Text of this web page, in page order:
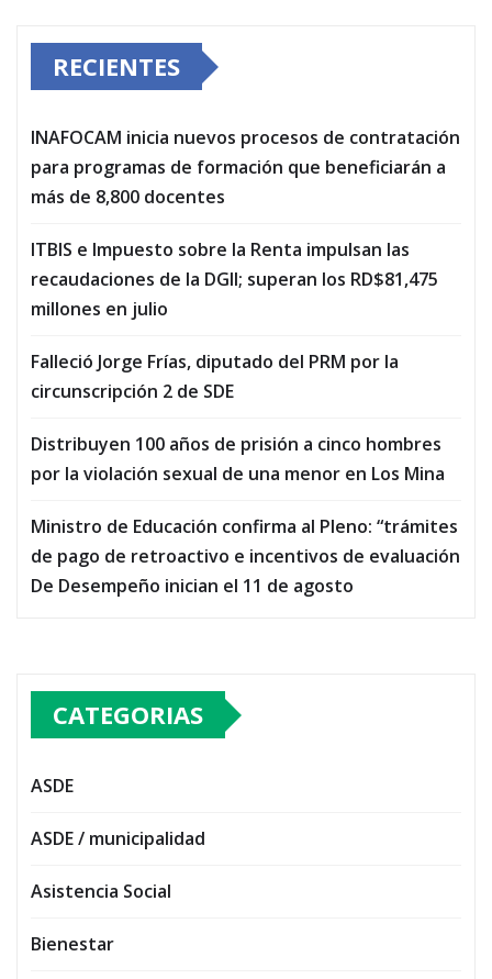
RECIENTES
INAFOCAM inicia nuevos procesos de contratación
para programas de formación que beneficiarán a
más de 8,800 docentes
ITBIS e Impuesto sobre la Renta impulsan las
recaudaciones de la DGII; superan los RD$81,475
millones en julio
Falleció Jorge Frías, diputado del PRM por la
circunscripción 2 de SDE
Distribuyen 100 años de prisión a cinco hombres
por la violación sexual de una menor en Los Mina
Ministro de Educación confirma al Pleno: “trámites
de pago de retroactivo e incentivos de evaluación
De Desempeño inician el 11 de agosto
CATEGORIAS
ASDE
ASDE / municipalidad
Asistencia Social
Bienestar